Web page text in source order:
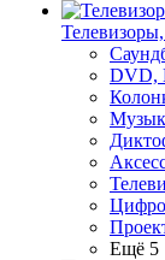
DVD,
Ещё 5